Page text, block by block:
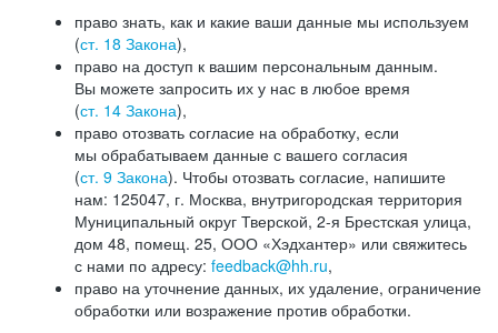
право знать, как и какие ваши данные мы используем
(ст. 18 Закона),
право на доступ к вашим персональным данным.
Вы можете запросить их у нас в любое время
(ст. 14 Закона),
право отозвать согласие на обработку, если
мы обрабатываем данные с вашего согласия
(ст. 9 Закона). Чтобы отозвать согласие, напишите
нам: 125047, г. Москва, внутригородская территория
Муниципальный округ Тверской, 2-я Брестская улица,
дом 48, помещ. 25, ООО «Хэдхантер» или свяжитесь
с нами по адресу: feedback@hh.ru,
право на уточнение данных, их удаление, ограничение
обработки или возражение против обработки.